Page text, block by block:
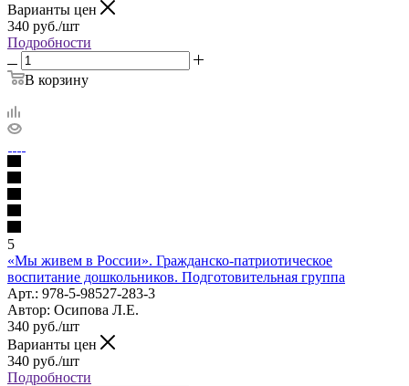
Варианты цен
340 руб./шт
Подробности
В корзину
5
«Мы живем в России». Гражданско-патриотическое
воспитание дошкольников. Подготовительная группа
Арт.: 978-5-98527-283-3
Автор: Осипова Л.Е.
340 руб./шт
Варианты цен
340 руб./шт
Подробности